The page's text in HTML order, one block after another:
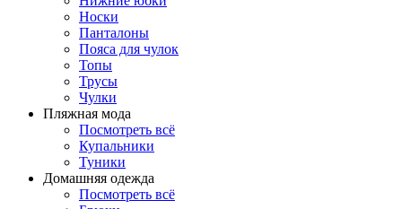
Носки
Панталоны
Поясa для чулок
Топы
Трусы
Чулки
Пляжная мода
Посмотреть всё
Купальники
Туники
Домашняя одежда
Посмотреть всё